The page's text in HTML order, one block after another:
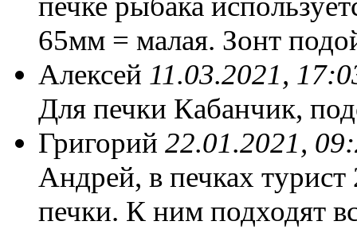
65мм = малая. Зонт
Алексей 11.03.2021,
Для печки Кабанчик,
Григорий 22.01.2021,
Андрей, в печках турист
печки. К ним подходят